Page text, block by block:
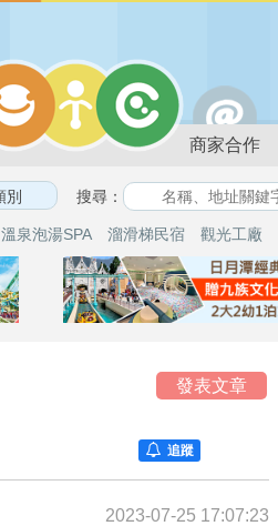
商家合作
搜尋：
溫泉泡湯SPA 溜滑梯民宿 觀光工廠
發表文章
追蹤
2023-07-25 17:07:23